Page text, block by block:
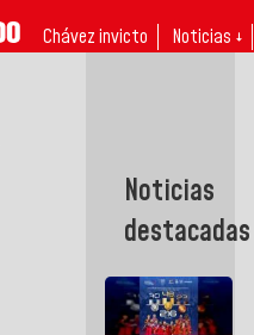
Chávez invicto Noticias ↓
Noticias
destacadas